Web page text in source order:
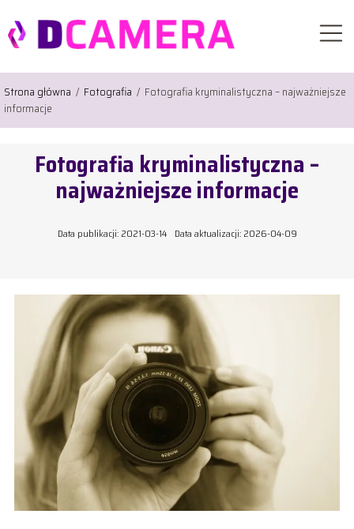
Strona główna / Fotografia / Fotografia kryminalistyczna – najważniejsze
informacje
Fotografia kryminalistyczna –
najważniejsze informacje
Data publikacji: 2021-03-14 Data aktualizacji: 2026-04-09